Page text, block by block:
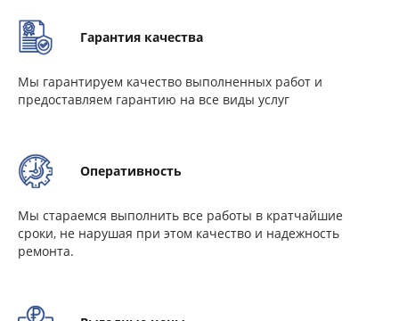
Гарантия качества
Мы гарантируем качество выполненных работ и
предоставляем гарантию на все виды услуг
Оперативность
Мы стараемся выполнить все работы в кратчайшие
сроки, не нарушая при этом качество и надежность
ремонта.